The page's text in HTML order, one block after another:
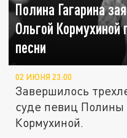
Полина Гагарина
Ольгой Кормухиной
песни
02 ИЮНЯ 23:00
Завершилось
суде певиц Полины
Кормухиной.